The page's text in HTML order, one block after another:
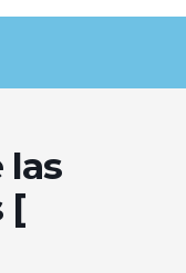
las
[